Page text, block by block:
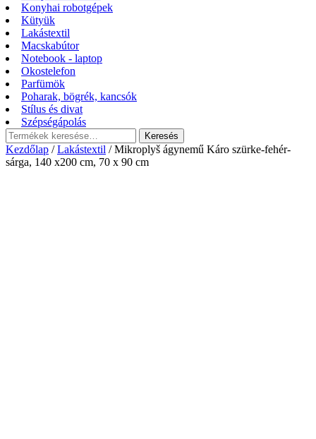
Konyhai robotgépek
Kütyük
Lakástextil
Macskabútor
Notebook - laptop
Okostelefon
Parfümök
Poharak, bögrék, kancsók
Stílus és divat
Szépségápolás
Keresés
a
következőre:
Keresés
Kezdőlap /Lakástextil / Mikroplyš ágynemű Káro szürke-fehér-
sárga, 140 x200 cm, 70 x 90 cm